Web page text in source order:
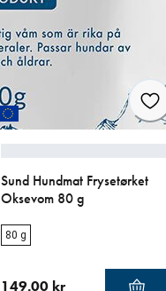
Sund Hundmat Frysetørket
Oksevom 80 g
80 g
149.00 kr